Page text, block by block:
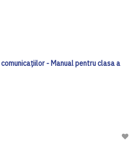
- Manual pentru clasa a